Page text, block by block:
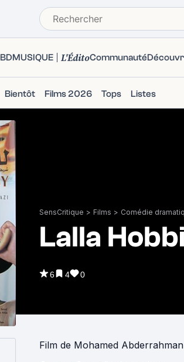
BDMUSIQUE L'ÉditoCommunauté
Bientôt Films 2026 Tops Listes
SensCritique > Films > Comédie
Lalla Hobbi
6 4 0
Film de Mohamed